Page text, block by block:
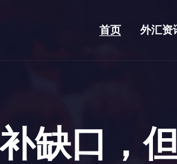
首页 外汇资
缺口，